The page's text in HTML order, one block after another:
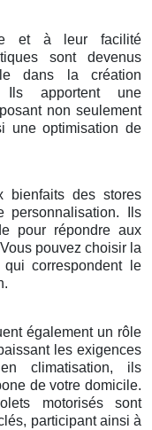
et à leur facilité
sont devenus
dans la création
Ils apportent une
non seulement
une optimisation de
bienfaits des stores
personnalisation. Ils
pour répondre aux
pouvez choisir la
correspondent le
également un rôle
les exigences
climatisation, ils
de votre domicile.
motorisés sont
participant ainsi à